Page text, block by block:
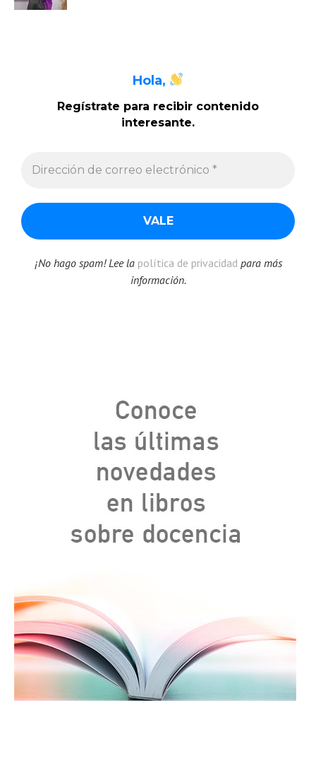
Hola,
Regístrate para recibir contenido
interesante.
¡No hago spam! Lee la política de privacidad para más
información.